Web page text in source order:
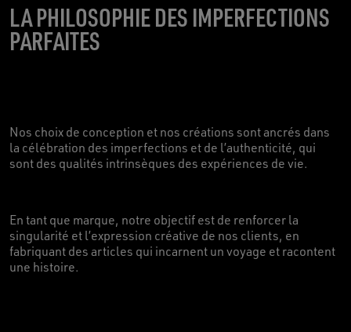
LA PHILOSOPHIE DES IMPERFECTIONS
PARFAITES
Nos choix de conception et nos créations sont ancrés dans
la célébration des imperfections et de l’authenticité, qui
sont des qualités intrinsèques des expériences de vie.
En tant que marque, notre objectif est de renforcer la
singularité et l’expression créative de nos clients, en
fabriquant des articles qui incarnent un voyage et racontent
une histoire.